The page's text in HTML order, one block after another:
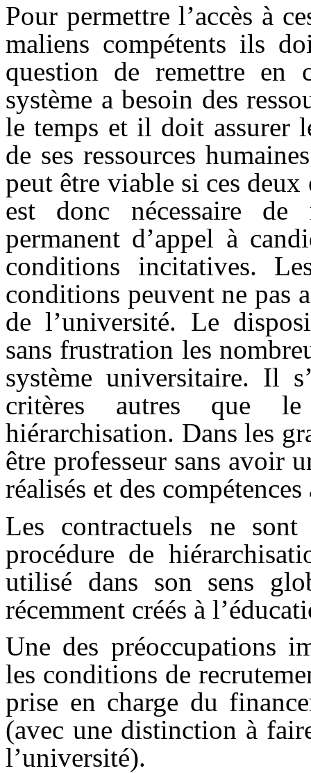
Pour permettre l’accès à
maliens compétents ils
question de remettre en
système a besoin des
le temps et il doit assurer
de ses ressources
peut être viable si ces
est donc nécessaire
permanent d’appel à
conditions incitatives.
conditions peuvent ne pas
de l’université. Le
sans frustration les
système universitaire. Il
critères autres que
hiérarchisation. Dans les
être professeur sans avoir
réalisés et des
Les contractuels ne
procédure de
utilisé dans son sens
récemment créés à
Une des préoccupations
les conditions de
prise en charge du
(avec une distinction à
l’université).